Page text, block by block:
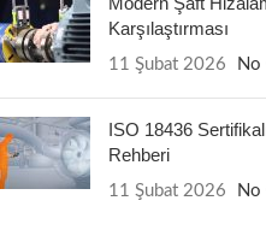
Karşılaştırması
11 Şubat 2026 No
ISO 18436
Rehberi
11 Şubat 2026 No